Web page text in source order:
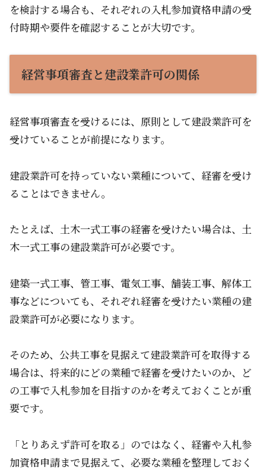
を検討する場合も、それぞれの入札参加資格申請の受
付時期や要件を確認することが大切です。
経営事項審査と建設業許可の関係
経営事項審査を受けるには、原則として建設業許可を
受けていることが前提になります。
建設業許可を持っていない業種について、経審を受け
ることはできません。
たとえば、土木一式工事の経審を受けたい場合は、土
木一式工事の建設業許可が必要です。
建築一式工事、管工事、電気工事、舗装工事、解体工
事などについても、それぞれ経審を受けたい業種の建
設業許可が必要になります。
そのため、公共工事を見据えて建設業許可を取得する
場合は、将来的にどの業種で経審を受けたいのか、ど
の工事で入札参加を目指すのかを考えておくことが重
要です。
「とりあえず許可を取る」のではなく、経審や入札参
加資格申請まで見据えて、必要な業種を整理しておく